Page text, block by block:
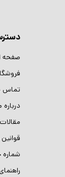
صفحه
تماس
درباره
مقالات